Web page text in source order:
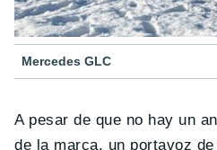
Mercedes GLC
A pesar de que no hay un
de la marca, un portavoz